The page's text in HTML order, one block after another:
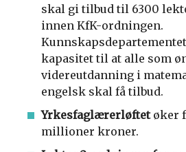
skal gi tilbud til 6300
innen KfK-ordningen.
kapasitet til at alle som
videreutdanning i
engelsk skal få tilbud.
Yrkesfaglærerløftetøker
millioner kroner.